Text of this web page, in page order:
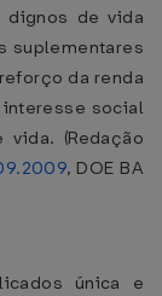
dignos de vida
suplementares
da renda
social
(Redação
, DOE BA
única e